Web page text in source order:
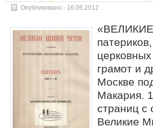
Опубликовано - 16.06.2012
церковных
грамот и
Москве
Макария.
страниц с
Великие